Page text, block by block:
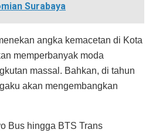
Surabaya
angka kemacetan di Kota
memperbanyak moda
massal. Bahkan, di tahun
akan mengembangkan
Bus hingga BTS Trans